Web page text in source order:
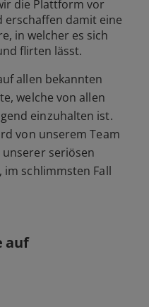
die Plattform vor
erschaffen damit eine
in welcher es sich
flirten lässt.
allen bekannten
welche von allen
einzuhalten ist.
von unserem Team
seriösen
im schlimmsten Fall
auf